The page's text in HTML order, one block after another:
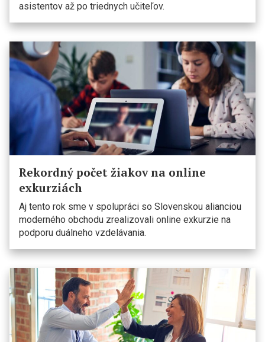
asistentov až po triednych učiteľov.
Rekordný počet žiakov na online
exkurziách
Aj tento rok sme v spolupráci so Slovenskou alianciou
moderného obchodu zrealizovali online exkurzie na
podporu duálneho vzdelávania.